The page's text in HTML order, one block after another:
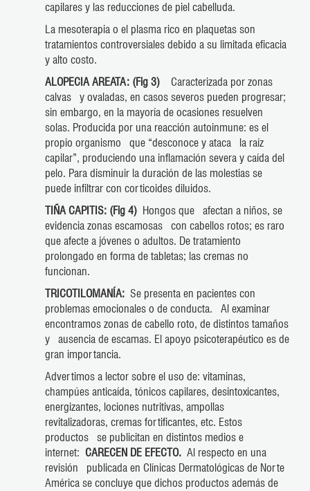
capilares y las reducciones de piel cabelluda.
La mesoterapia o el plasma rico en plaquetas son
tratamientos controversiales debido a su limitada eficacia
y alto costo.
ALOPECIA AREATA: (Fig 3)
Caracterizada por zonas
calvas y ovaladas, en casos severos pueden progresar;
sin embargo, en la mayoría de ocasiones resuelven
solas. Producida por una reacción autoinmune: es el
propio organismo que “desconoce y ataca la raíz
capilar”, produciendo una inflamación severa y caída del
pelo. Para disminuir la duración de las molestias se
puede infiltrar con corticoides diluidos.
TIÑA CAPITIS: (Fig 4) Hongos que afectan a niños, se
evidencia zonas escamosas con cabellos rotos; es raro
que afecte a jóvenes o adultos. De tratamiento
prolongado en forma de tabletas; las cremas no
funcionan.
TRICOTILOMANÍA: Se presenta en pacientes con
problemas emocionales o de conducta. Al examinar
encontramos zonas de cabello roto, de distintos tamaños
y ausencia de escamas. El apoyo psicoterapéutico es de
gran importancia.
Advertimos a lector sobre el uso de: vitaminas,
champúes anticaída, tónicos capilares, desintoxicantes,
energizantes, lociones nutritivas, ampollas
revitalizadoras, cremas fortificantes, etc. Estos
productos se publicitan en distintos medios e
internet: CARECEN DE EFECTO. Al respecto en una
revisión publicada en Clínicas Dermatológicas de Norte
América se concluye que dichos productos además de